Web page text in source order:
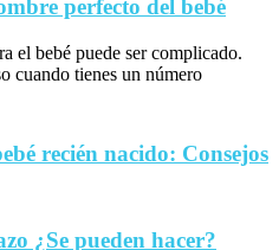
perfecto del bebé
el bebé puede ser complicado.
cuando tienes un número
recién nacido: Consejos
¿Se pueden hacer?